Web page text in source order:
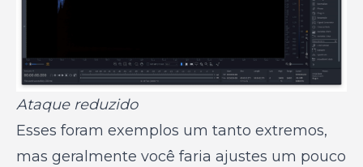
Ataque reduzido
Esses foram exemplos um tanto extremos,
mas geralmente você faria ajustes um pouco